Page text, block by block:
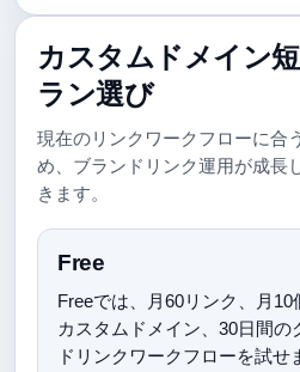
カスタムドメイン
ラン選び
現在のリンクワークフローに合
め、ブランドリンク運用が成長
きます。
Free
Freeでは、月60リンク、月
カスタムドメイン、30日間の
ドリンクワークフローを試せ